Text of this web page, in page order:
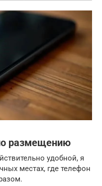
размещению
удобной, я
местах, где телефон